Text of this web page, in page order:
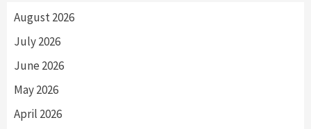
August 2026
July 2026
June 2026
May 2026
April 2026